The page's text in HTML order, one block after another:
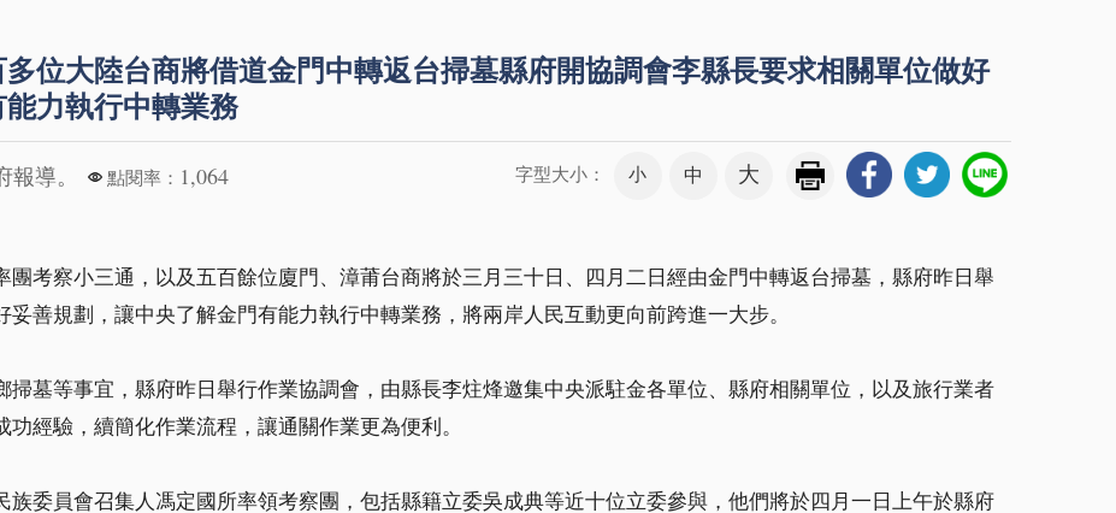
位大陸台商將借道金門中轉返台掃墓縣府開協調會李縣長要求相關單位做好
力執行中轉業務
導。 點閱率： 1,064 字型大小： 小 中 大
考察小三通，以及五百餘位廈門、漳莆台商將於三月三十日、四月二日經由金門中轉返台掃墓，縣府昨日舉
善規劃，讓中央了解金門有能力執行中轉業務，將兩岸人民互動更向前跨進一大步。
墓等事宜，縣府昨日舉行作業協調會，由縣長李炷烽邀集中央派駐金各單位、縣府相關單位，以及旅行業者
經驗，續簡化作業流程，讓通關作業更為便利。
委員會召集人馮定國所率領考察團，包括縣籍立委吳成典等近十位立委參與，他們將於四月一日上午於縣府